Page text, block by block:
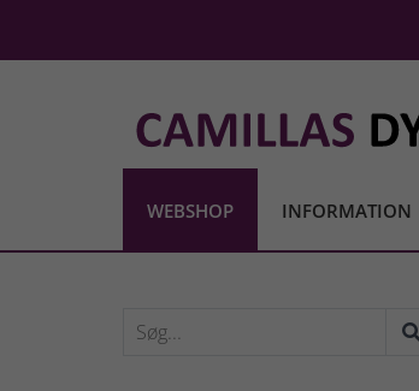
WEBSHOP INFORMATION